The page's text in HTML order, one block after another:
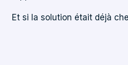
Et si la solution était déjà